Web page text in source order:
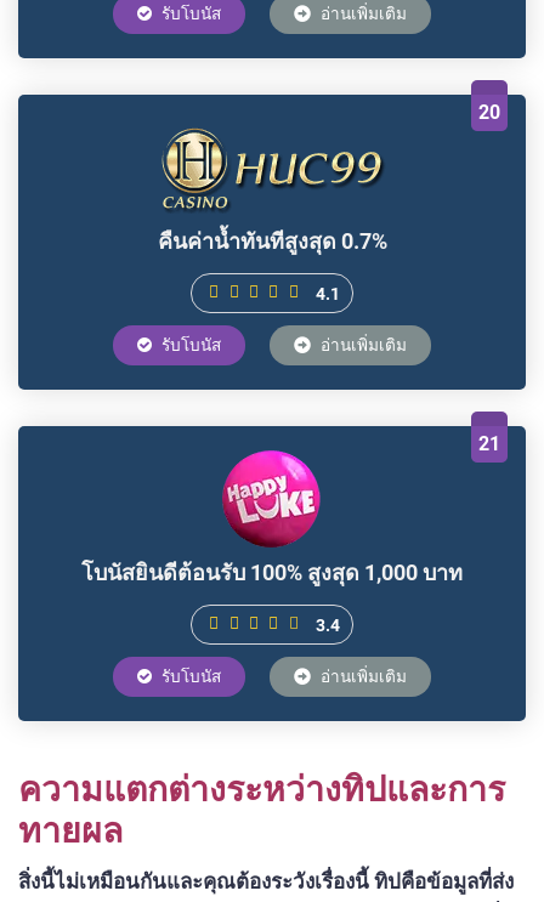
รับโบนัส อ่านเพิ่มเติม
20
คืนค่าน้ำทันทีสูงสุด 0.7%
4.1
รับโบนัส อ่านเพิ่มเติม
21
โบนัสยินดีต้อนรับ 100% สูงสุด 1,000 บาท
3.4
รับโบนัส อ่านเพิ่มเติม
ความแตกต่างระหว่างทิปและการ
ทายผล
สิ่งนี้ไม่เหมือนกันและคุณต้องระวังเรื่องนี้ ทิปคือข้อมูลที่ส่ง